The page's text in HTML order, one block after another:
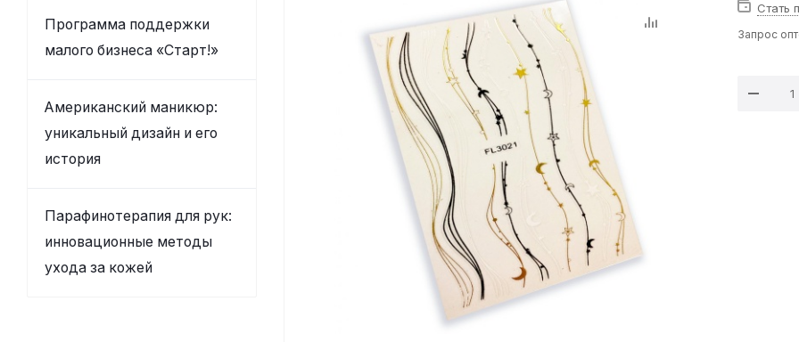
Стать
Запрос
Программа поддержки
малого бизнеса «Старт!»
Американский маникюр:
уникальный дизайн и его
история
Парафинотерапия для рук:
инновационные методы
ухода за кожей